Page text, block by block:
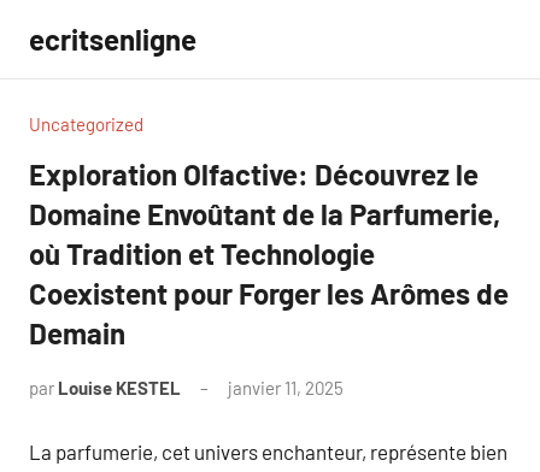
contenu
ecritsenligne
Uncategorized
Exploration Olfactive: Découvrez le
Domaine Envoûtant de la Parfumerie,
où Tradition et Technologie
Coexistent pour Forger les Arômes de
Demain
par Louise KESTEL janvier 11, 2025
La parfumerie, cet univers enchanteur, représente bien